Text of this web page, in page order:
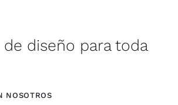
de diseño para toda
NOSOTROS